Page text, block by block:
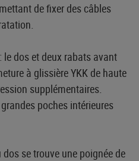
de fixer des câbles
dos et deux rabats avant
à glissière YKK de haute
supplémentaires.
poches intérieures
se trouve une poignée de